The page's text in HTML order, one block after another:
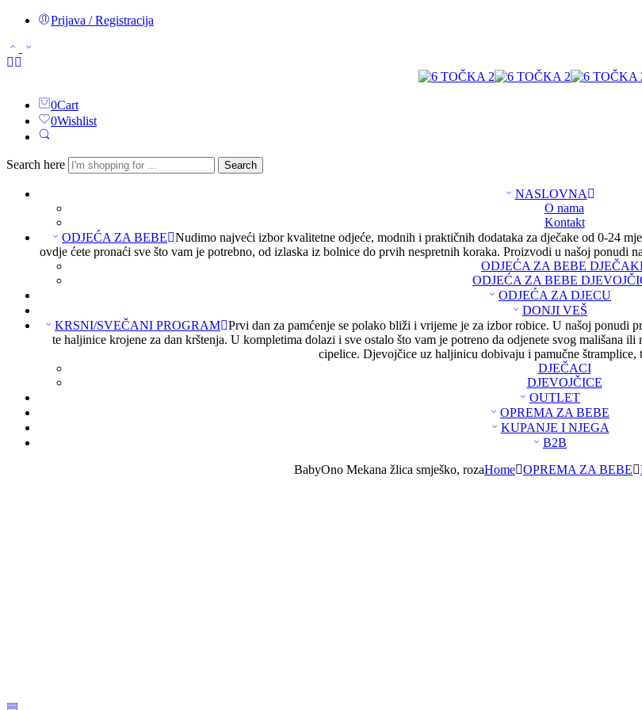
Prijava / Registracija
0Cart
0Wishlist
Search here Search
NASLOVNA
O nama
Kontakt
ODJEĆA ZA BEBE
Nudimo najveći izbor kvalitetne odjeće, modnih i praktičnih dodataka za dječake od 0-24
ovdje ćete pronaći sve što vam je potrebno, od izlaska iz bolnice do prvih nespretnih koraka. Proizvodi u našoj
ODJEĆA ZA BEBE
ODJEĆA ZA BEBE
ODJEĆA ZA DJECU
DONJI VEŠ
KRSNI/SVEČANI PROGRAM Prvi dan za pamćenje se polako bliži i vrijeme je za izbor robice. U našoj ponudi
te haljinice krojene za dan krštenja. U kompletima dolazi i sve ostalo što vam je potreno da odjenete svog mališana
cipelice. Djevojčice uz haljinicu dobivaju i pamučne štramplice,
DJEČACI
DJEVOJČICE
OUTLET
OPREMA ZA BEBE
KUPANJE I NJEGA
B2B
BabyOno Mekana žlica smješko, rozaHome OPREMA ZA BEBE